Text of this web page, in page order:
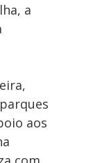
a
aos